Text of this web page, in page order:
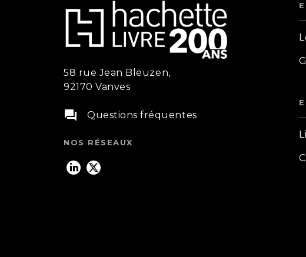
58 rue Jean Bleuzen,
92170 Vanves
question_answer Questions fréquentes
NOS RÉSEAUX